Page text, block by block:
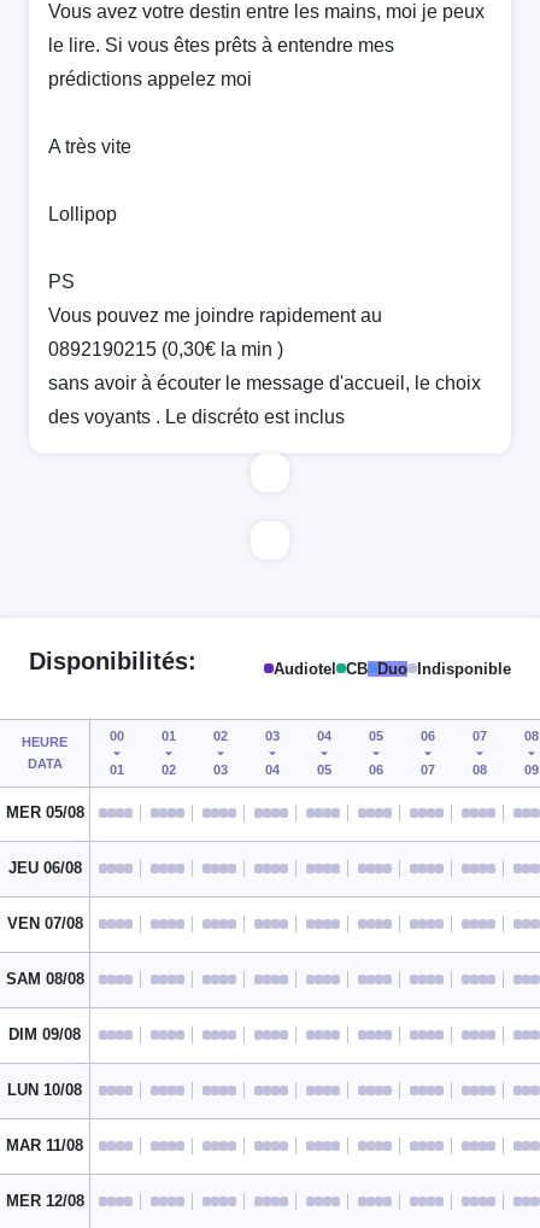
Vous avez votre destin entre les mains, moi je peux
le lire. Si vous êtes prêts à entendre mes
prédictions appelez moi
A très vite
Lollipop
PS
Vous pouvez me joindre rapidement au
0892190215 (0,30€ la min )
sans avoir à écouter le message d'accueil, le choix
des voyants . Le discréto est inclus
Disponibilités: Audiotel CB Duo Indisponible
HEURE
DATA
00
01
01
02
02
03
03
04
04
05
05
06
06
07
07
08
08
09
MER 05/08
JEU 06/08
VEN 07/08
SAM 08/08
DIM 09/08
LUN 10/08
MAR 11/08
MER 12/08